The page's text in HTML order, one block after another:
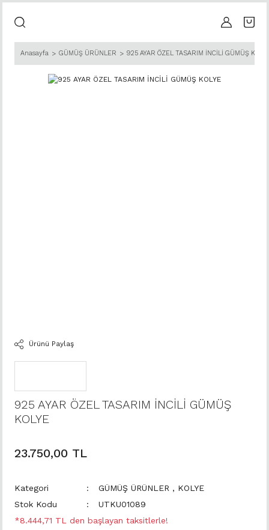
Anasayfa GÜMÜŞ ÜRÜNLER 925 AYAR ÖZEL TASARIM İNCİLİ GÜMÜŞ
Ürünü Paylaş
925 AYAR ÖZEL TASARIM İNCİLİ GÜMÜŞ
KOLYE
23.750,00 TL
Kategori GÜMÜŞ ÜRÜNLER , KOLYE
Stok Kodu
UTKU01089
*8.444,71 TL den başlayan taksitlerle!